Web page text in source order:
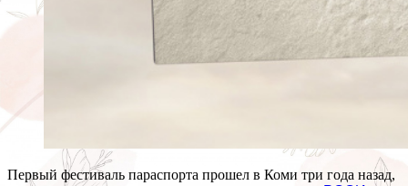
Первый фестиваль параспорта прошел в Коми три года назад,